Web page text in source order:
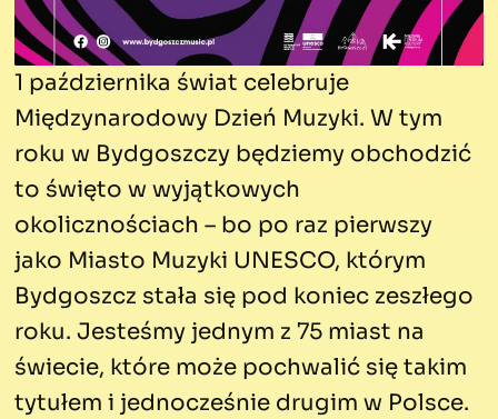
1 października świat celebruje
Międzynarodowy Dzień Muzyki. W tym
roku w Bydgoszczy będziemy obchodzić
to święto w wyjątkowych
okolicznościach – bo po raz pierwszy
jako Miasto Muzyki UNESCO, którym
Bydgoszcz stała się pod koniec zeszłego
roku. Jesteśmy jednym z 75 miast na
świecie, które może pochwalić się takim
tytułem i jednocześnie drugim w Polsce.